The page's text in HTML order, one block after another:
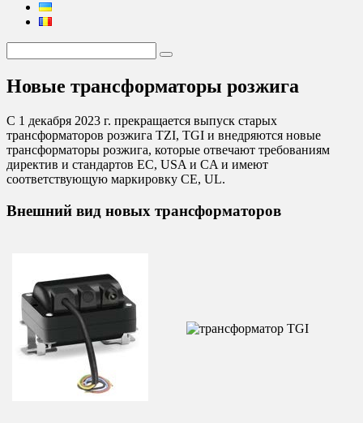
Новые трансформаторы розжига
С 1 декабря 2023 г. прекращается выпуск старых
трансформаторов розжига TZI, TGI и внедряются новые
трансформаторы розжига, которые отвечают требованиям
директив и стандартов ЕС, USA и CA и имеют
соответствующую маркировку CE, UL.
Внешний вид новых трансформаторов